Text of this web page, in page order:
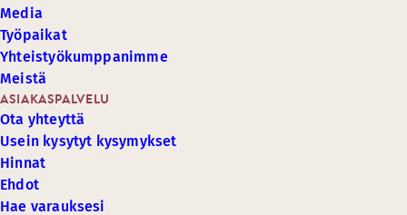
ASIAKASPALVELU
Ota yhteyttä
Usein kysytyt kysymykset
Hinnat
Ehdot
Hae varauksesi
Media
Työpaikat
Yhteistyökumppanimme
Meistä